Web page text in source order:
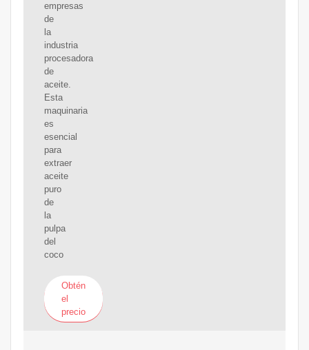
empresas
de
la
industria
procesadora
de
aceite.
Esta
maquinaria
es
esencial
para
extraer
aceite
puro
de
la
pulpa
del
coco
Obtén
el
precio